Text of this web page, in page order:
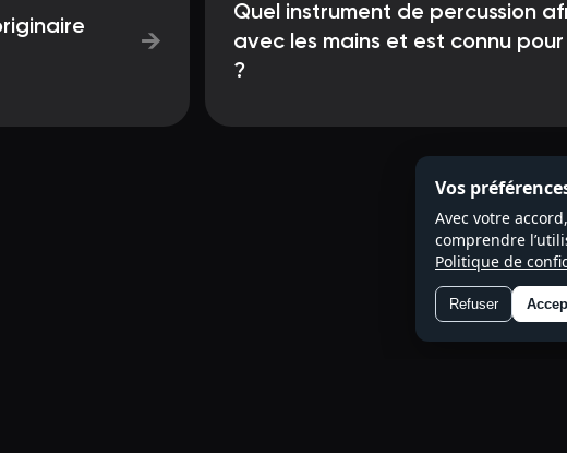
→
Quel instrument de percussion
avec les mains et est connu
?
Vos
Avec votre
comprendre
Politique de
Refuser